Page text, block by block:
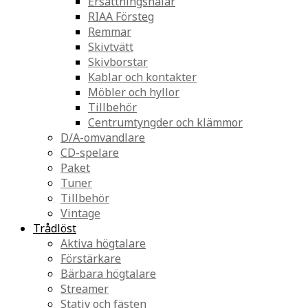
RIAA Försteg
Remmar
Skivtvätt
Skivborstar
Kablar och kontakter
Möbler och hyllor
Tillbehör
Centrumtyngder och klämmor
D/A-omvandlare
CD-spelare
Paket
Tuner
Tillbehör
Vintage
Trådlöst
Aktiva högtalare
Förstärkare
Bärbara högtalare
Streamer
Stativ och fästen